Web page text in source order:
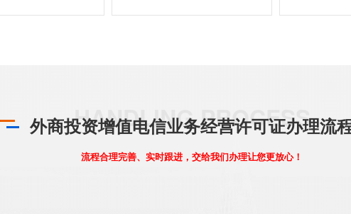
外商投资增值电信业务经营许可证办理流
流程合理完善、实时跟进，交给我们办理让您更放心！